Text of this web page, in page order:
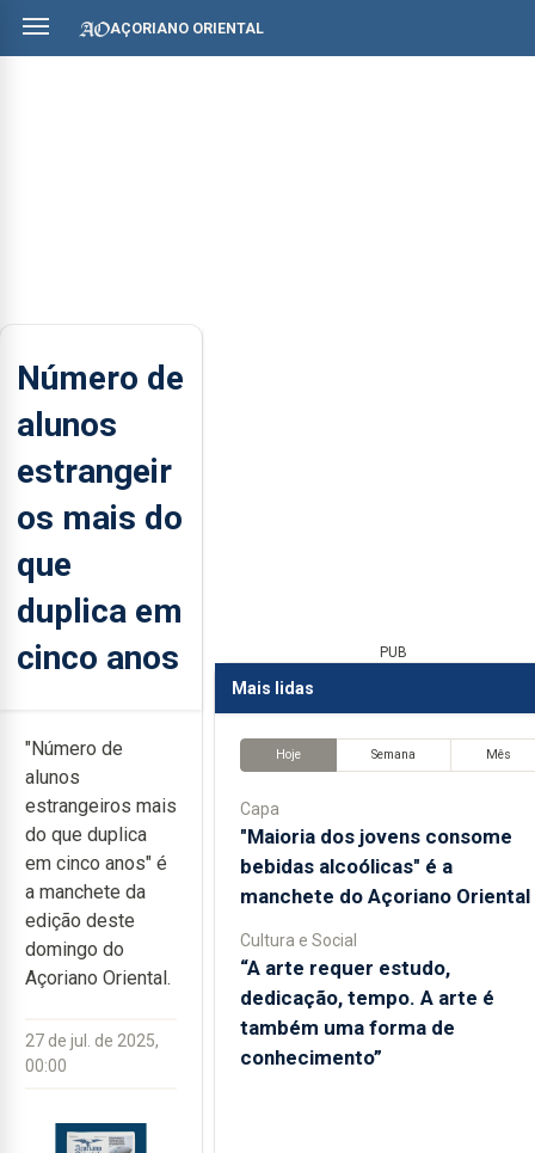
AÇORIANO ORIENTAL
Número de
alunos
estrangeir
os mais do
que
duplica em
cinco anos
"Número de
alunos
estrangeiros mais
do que duplica
em cinco anos" é
a manchete da
edição deste
domingo do
Açoriano Oriental.
27 de jul. de 2025,
00:00
PUB
Mais lidas
Hoje Semana Mês
Capa
"Maioria dos jovens consome
bebidas alcoólicas" é a
manchete do Açoriano Oriental
Cultura e Social
“A arte requer estudo,
dedicação, tempo. A arte é
também uma forma de
conhecimento”